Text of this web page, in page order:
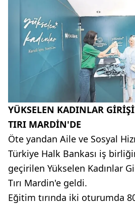
YÜKSELEN KADINLAR
TIRI MARDİN'DE
Öte yandan Aile ve Sosyal
Türkiye Halk Bankası iş
geçirilen Yükselen Kadınlar
Tırı Mardin'e geldi.
Eğitim tırında iki oturumda